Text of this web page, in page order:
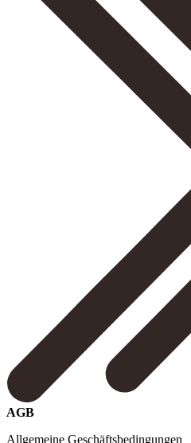
AGB
Allgemeine Geschäftsbedingungen